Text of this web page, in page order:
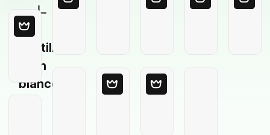
Plantilla
en
blanco